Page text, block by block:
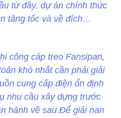
từ đây, dự án chính thức
tăng tốc và về đích…
công cáp treo Fansipan,
khó nhất cần phải giải
cung cấp điện ổn định
nhu cầu xây dựng trước
hành về sau.Để giải nan